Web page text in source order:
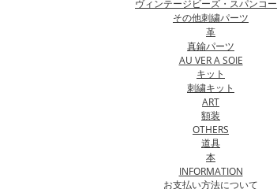
ヴィンテージビーズ・スパンコ
その他刺繍パーツ
革
真鍮パーツ
AU VER A SOIE
キット
刺繍キット
ART
額装
OTHERS
道具
本
INFORMATION
お支払い方法について